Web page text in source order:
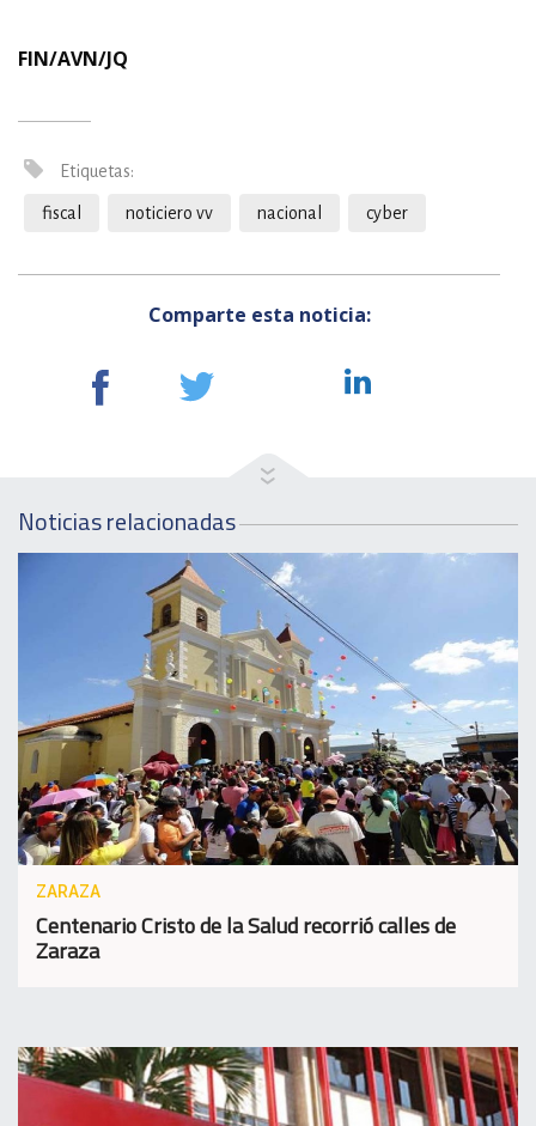
FIN/AVN/JQ
Etiquetas:
fiscal noticiero vv nacional cyber
Comparte esta noticia:
Noticias relacionadas
ZARAZA
Centenario Cristo de la Salud recorrió calles de
Zaraza